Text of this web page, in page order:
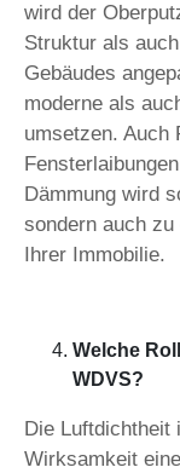
wird der
Struktur als
Gebäudes
moderne als
umsetzen. Auch
Dämmung wird
sondern auch
Ihrer Immobilie.
Welche
WDVS?
Die Luftdichtheit
Wirksamkeit